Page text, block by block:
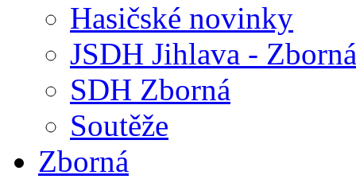
Hasičské novinky
JSDH Jihlava - Zborná
SDH Zborná
Soutěže
Zborná